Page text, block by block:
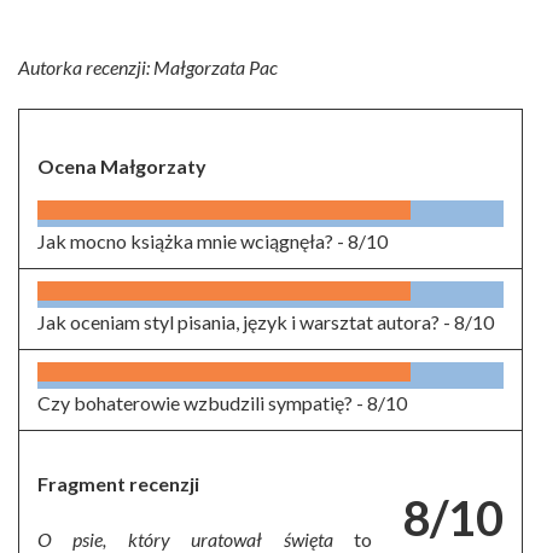
Autorka recenzji: Małgorzata Pac
Ocena Małgorzaty
Jak mocno książka mnie wciągnęła? - 8/10
Jak oceniam styl pisania, język i warsztat autora? - 8/10
Czy bohaterowie wzbudzili sympatię? - 8/10
8/10
Fragment recenzji
O psie, który uratował świętato